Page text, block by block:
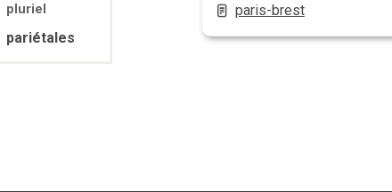
pluriel
pariétales
paris-brest